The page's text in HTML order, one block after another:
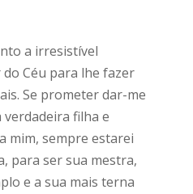
a irresistível
do Céu para lhe fazer
Se prometer dar-me
filha e
mim, sempre estarei
para ser sua mestra,
e a sua mais terna